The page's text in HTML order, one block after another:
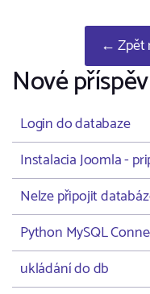
← Zpět
Nové
Login do databaze
Instalacia Joomla -
Nelze připojit
Python MySQL
ukládání do db